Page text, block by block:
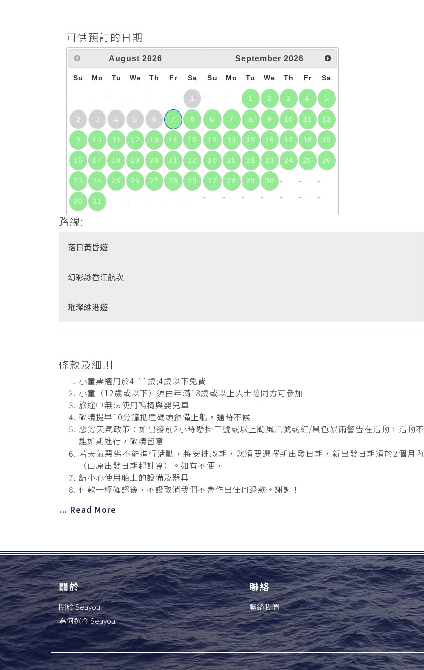
可供預訂的日期
August 2026
Su Mo Tu We Th Fr Sa
1
2 3 4 5 6 7 8
9 10 11 12 13 14 15
16 17 18 19 20 21 22
23 24 25 26 27 28 29
30 31
September 2026
Su Mo Tu We Th Fr Sa
1 2 3 4 5
6 7 8 9 10 11 12
13 14 15 16 17 18 19
20 21 22 23 24 25 26
27 28 29 30
路線:
落日黃昏遊
幻彩詠香江航次
璀璨維港遊
條款及細則
小童票適用於4-11歲;4歲以下免費
小童（12歲或以下）須由年滿18歲或以上人士陪同方可參加
旅途中無法使用輪椅與嬰兒車
敬請提早10分鐘抵達碼頭預備上船，逾時不候
惡劣天氣政策：如出發前2小時懸掛三號或以上颱風訊號或紅/黑色暴雨警告在活動，活動不
能如期進行，敬請留意
若天氣惡劣不能進行活動，將安排改期，您須要選擇新出發日期，新出發日期須於2個月內
（由原出發日期起計算）。如有不便，
請小心使用船上的設備及器具
付款一經確認後，不設取消我們不會作出任何退款。謝謝！
... Read More
關於
關於 Seayou
為何選擇 Seayou
聯絡
聯絡我們